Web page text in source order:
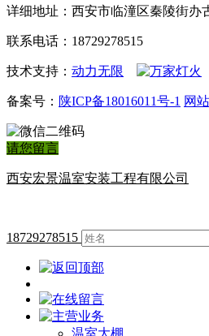
详细地址：西安市临潼区秦陵街办
联系电话：18729278515
技术支持： 动力无限
备案号： 陕ICP备18016011号-1 网
请您留言
西安宏景温室安装工程有限公司
18729278515
温室大棚